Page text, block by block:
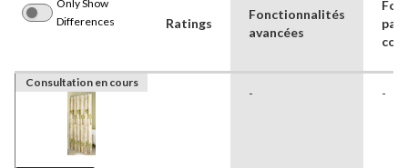
Only Show
Differences
Ratings
Fonctionnalités
avancées
Consultation en cours
- -